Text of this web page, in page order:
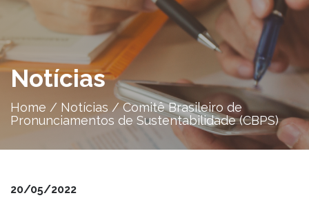
Notícias
Home / Notícias /Comitê Brasileiro de
Pronunciamentos de Sustentabilidade (CBPS)
20/05/2022